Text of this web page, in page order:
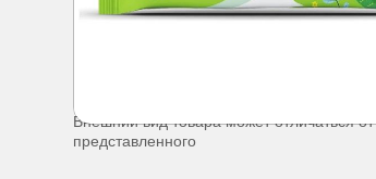
Внешний вид товара может отличаться от
представленного